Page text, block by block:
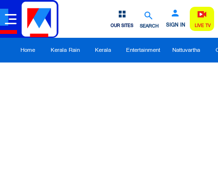
SEARCH SIGN IN
OUR SITES LIVE TV
Home Kerala Rain Kerala Entertainment Nattuvartha